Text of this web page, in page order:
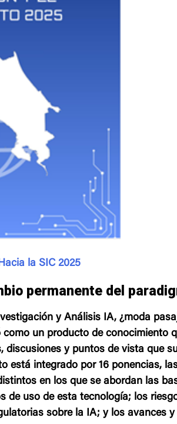
la SIC 2025
permanente del
y Análisis IA, ¿moda
un producto de conocimiento
discusiones y puntos de vista que
está integrado por 16 ponencias,
en los que se abordan las
de uso de esta tecnología; los
sobre la IA; y los avances